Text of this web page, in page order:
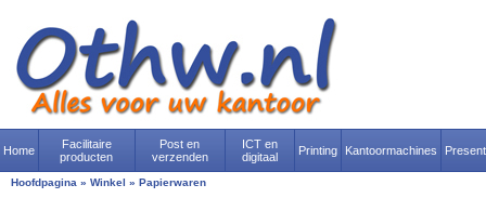
Home
Facilitaire
producten
Post en
verzenden
ICT en
digitaal
Printing Kantoormachines
Hoofdpagina » Winkel » Papierwaren